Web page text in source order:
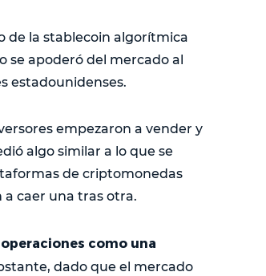
de la stablecoin algorítmica
se apoderó del mercado al
estadounidenses.
empezaron a vender y
algo similar a lo que se
de criptomonedas
caer una tras otra.
como una
dado que el mercado